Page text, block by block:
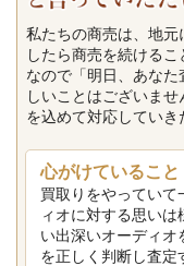
私たちの商売は、地
したら商売を続けるこ
なので「明日、あな
しいことはございま
を込めて対応していき
心がけていること
買取りをやっていて
ィオに対する思い
い出深いオーディオ
を正しく判断し査定